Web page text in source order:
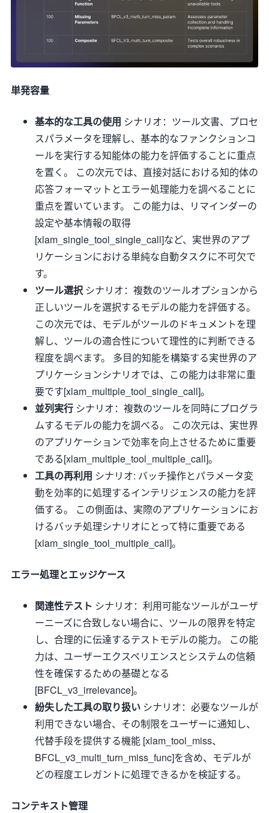
単発容量
基本的な工具の使用 シナリオ：ツール文書、プロセ
スパラメータを理解し、基本的なファンクションコ
ールを実行する知能体の能力を評価することに重点
を置く。 この次元では、直接対話における知的体の
応答フォーマットとエラー処理能力を調べることに
重点を置いています。 この能力は、リマインダーの
設定や基本情報の取得
[xlam_single_tool_single_call]など、実世界のアプ
リケーションにおける単純な自動タスクに不可欠で
す。
ツール選択 シナリオ：複数のツールオプションから
正しいツールを選択するモデルの能力を評価する。
この次元では、モデルがツールのドキュメントを理
解し、ツールの適合性について理性的に判断できる
程度を調べます。 多目的知能を構築する実世界のア
プリケーションシナリオでは、この能力は非常に重
要です[xlam_multiple_tool_single_call]。
並列実行 シナリオ：複数のツールを同時にプログラ
ムするモデルの能力を調べる。 この次元は、実世界
のアプリケーションで効率を向上させるために重要
である[xlam_multiple_tool_multiple_call]。
工具の再利用 シナリオ: バッチ操作とパラメータ変
動を効率的に処理するインテリジェンスの能力を評
価する。 この側面は、実際のアプリケーションにお
けるバッチ処理シナリオにとって特に重要である
[xlam_single_tool_multiple_call]。
エラー処理とエッジケース
関連性テスト シナリオ：利用可能なツールがユーザ
ーニーズに合致しない場合に、ツールの限界を特定
し、合理的に伝達するテストモデルの能力。 この能
力は、ユーザーエクスペリエンスとシステムの信頼
性を確保するための基礎となる
[BFCL_v3_irrelevance]。
紛失した工具の取り扱い シナリオ：必要なツールが
利用できない場合、その制限をユーザーに通知し、
代替手段を提供する機能 [xlam_tool_miss、
BFCL_v3_multi_turn_miss_func]を含め、モデルが
どの程度エレガントに処理できるかを検証する。
コンテキスト管理